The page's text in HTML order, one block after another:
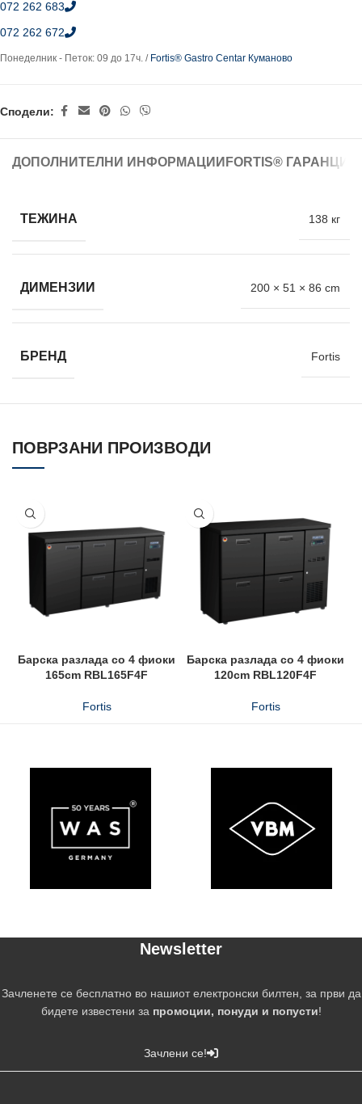
072 262 683
072 262 672
Понеделник - Петок: 09 до 17ч. / Fortis® Gastro Centar Куманово
Сподели:
ДОПОЛНИТЕЛНИ ИНФОРМАЦИИ FORTIS®
ТЕЖИНА 138 кг
ДИМЕНЗИИ 200 × 51 × 86 cm
БРЕНД Fortis
ПОВРЗАНИ ПРОИЗВОДИ
Барска разлада со 4 фиоки
165cm RBL165F4F
Fortis
Барска разлада со 4 фиоки
120cm RBL120F4F
Fortis
Newsletter
Зачленете се бесплатно во нашиот електронски билтен, за први да
бидете известени за промоции, понуди и попусти!
Зачлени се!